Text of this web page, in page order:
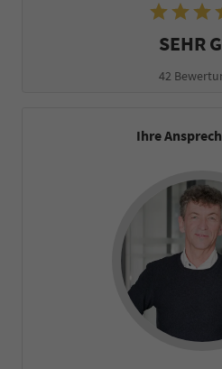
SEHR
42
Ihre